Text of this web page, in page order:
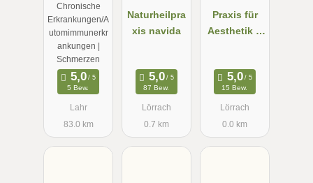
Chronische
Erkrankungen/A
utomimmunerkr
ankungen |
Schmerzen
5 Bew.
Lahr
83.0 km
Naturheilpra
xis navida
87 Bew.
Lörrach
0.7 km
Praxis für
Aesthetik &
Thiele
15 Bew.
Lörrach
0.0 km